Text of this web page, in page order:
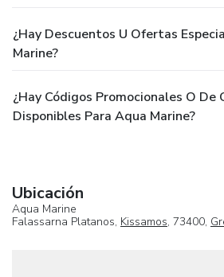
¿Hay Descuentos U Ofertas
Marine?
¿Hay Códigos Promocionales O De
Disponibles Para Aqua Marine?
Ubicación
Aqua Marine
Falassarna Platanos, Kissamos, 73400,